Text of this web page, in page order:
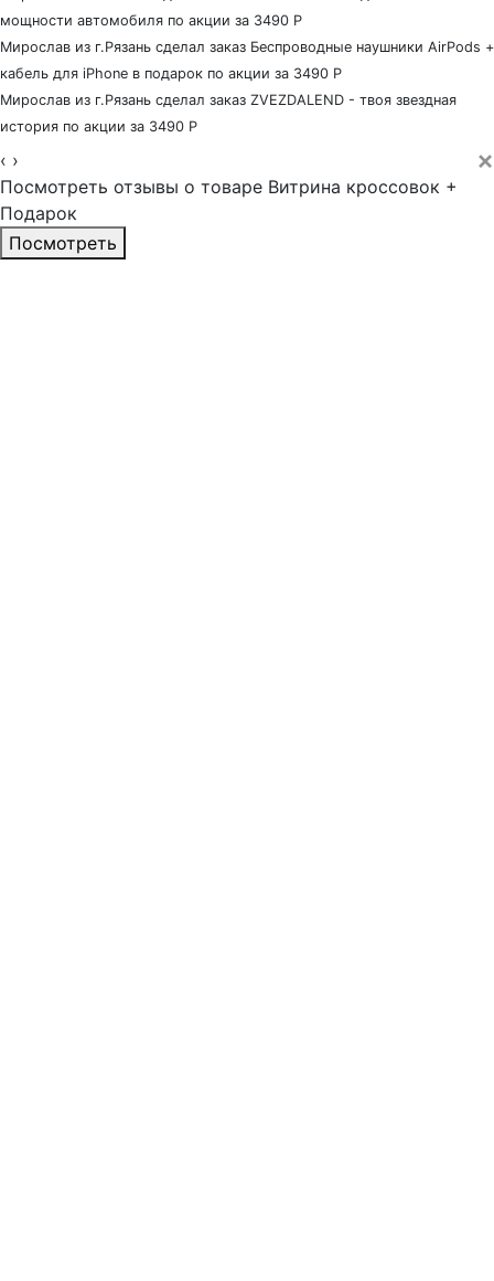
мощности автомобиля по акции за 3490 Р
Мирослав из г.Рязань сделал заказ Беспроводные наушники AirPods +
кабель для iPhone в подарок по акции за 3490 Р
Мирослав из г.Рязань сделал заказ ZVEZDALEND - твоя звездная
история по акции за 3490 Р
‹ › ×
Посмотреть отзывы о товаре Витрина кроссовок +
Подарок
Пocмотpеть